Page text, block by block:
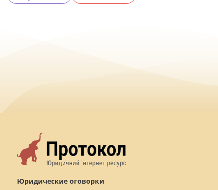
Юридические оговорки